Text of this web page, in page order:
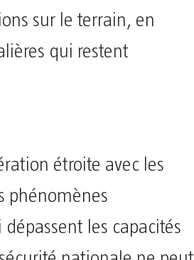
sur le terrain, en
qui restent
étroite avec les
phénomènes
les capacités